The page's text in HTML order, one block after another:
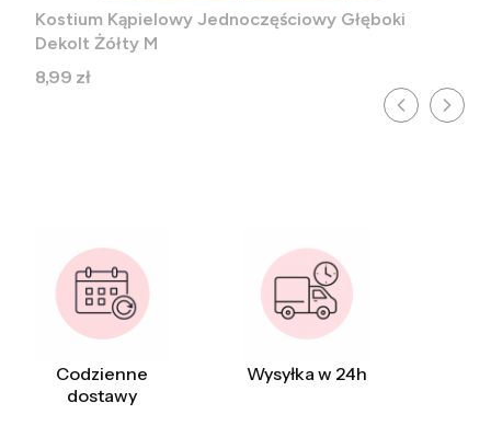
Kostium Kąpielowy Jednoczęściowy Głęboki
Dekolt Żółty M
Cena
8,99 zł
Codzienne
dostawy
Wysyłka w 24h